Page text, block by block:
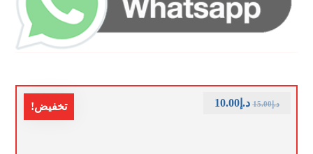
تخفيض! د.إ15.00 د.إ10.00